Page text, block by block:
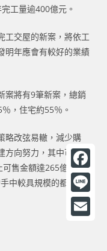
工量逾400億元。
工交屋的新案，將依工
明年應會有較好的業績
案將有9筆新案，總銷
，住宅約55％。
略改弦易轍，減少購
方向努力，其中可售金
售金額達265億元的
中較具規模的都更
F
a
c
L